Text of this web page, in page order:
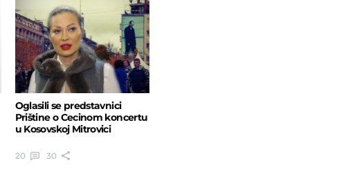
Oglasili se predstavnici
Prištine o Cecinom koncertu
u Kosovskoj Mitrovici
20 30